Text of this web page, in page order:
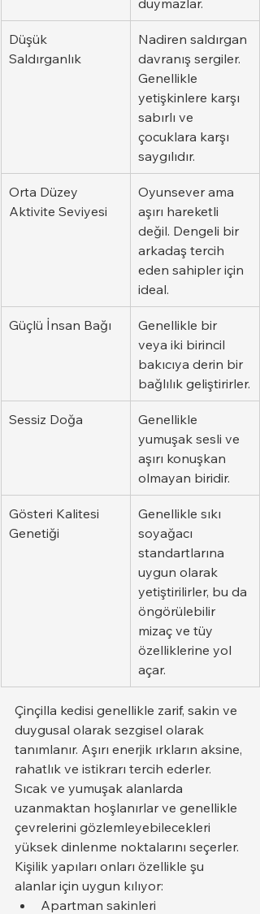
Düşük
Saldırganlık
Nadiren saldırgan
davranış sergiler.
Genellikle
yetişkinlere karşı
sabırlı ve
çocuklara karşı
saygılıdır.
Orta Düzey
Aktivite Seviyesi
Oyunsever ama
aşırı hareketli
değil. Dengeli bir
arkadaş tercih
eden sahipler için
ideal.
Güçlü İnsan Bağı
Genellikle bir
veya iki birincil
bakıcıya derin bir
bağlılık geliştirirler.
Sessiz Doğa
Genellikle
yumuşak sesli ve
aşırı konuşkan
olmayan biridir.
Gösteri Kalitesi
Genetiği
Genellikle sıkı
soyağacı
standartlarına
uygun olarak
yetiştirilirler, bu da
öngörülebilir
mizaç ve tüy
özelliklerine yol
açar.
Çinçilla kedisi genellikle zarif, sakin ve
duygusal olarak sezgisel olarak
tanımlanır. Aşırı enerjik ırkların aksine,
rahatlık ve istikrarı tercih ederler.
Sıcak ve yumuşak alanlarda
uzanmaktan hoşlanırlar ve genellikle
çevrelerini gözlemleyebilecekleri
yüksek dinlenme noktalarını seçerler.
Kişilik yapıları onları özellikle şu
alanlar için uygun kılıyor:
Apartman sakinleri